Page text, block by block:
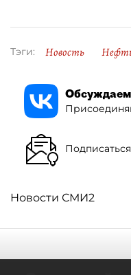
Тэги: Новость
Обсуждаем
Новости СМИ2